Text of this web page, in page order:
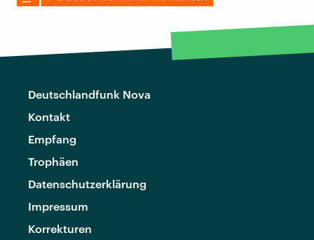
Deutschlandfunk Nova
Kontakt
Empfang
Trophäen
Datenschutzerklärung
Impressum
Korrekturen